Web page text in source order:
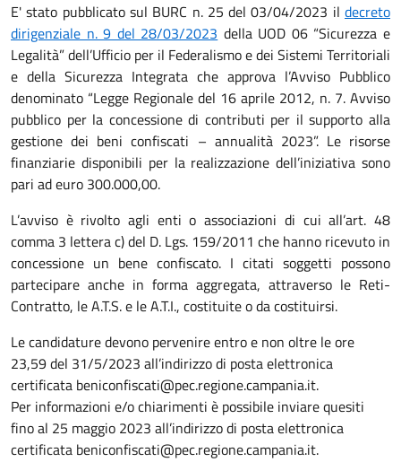
E' stato pubblicato sul BURC n. 25 del 03/04/2023 il decreto
dirigenziale n. 9 del 28/03/2023 della UOD 06 “Sicurezza e
Legalità” dell’Ufficio per il Federalismo e dei Sistemi Territoriali
e della Sicurezza Integrata che approva l’Avviso Pubblico
denominato “Legge Regionale del 16 aprile 2012, n. 7. Avviso
pubblico per la concessione di contributi per il supporto alla
gestione dei beni confiscati – annualità 2023”. Le risorse
finanziarie disponibili per la realizzazione dell’iniziativa sono
pari ad euro 300.000,00.
L’avviso è rivolto agli enti o associazioni di cui all’art. 48
comma 3 lettera c) del D. Lgs. 159/2011 che hanno ricevuto in
concessione un bene confiscato. I citati soggetti possono
partecipare anche in forma aggregata, attraverso le Reti-
Contratto, le A.T.S. e le A.T.I., costituite o da costituirsi.
Le candidature devono pervenire entro e non oltre le ore
23,59 del 31/5/2023 all’indirizzo di posta elettronica
certificata beniconfiscati@pec.regione.campania.it.
Per informazioni e/o chiarimenti è possibile inviare quesiti
fino al 25 maggio 2023 all’indirizzo di posta elettronica
certificata beniconfiscati@pec.regione.campania.it.